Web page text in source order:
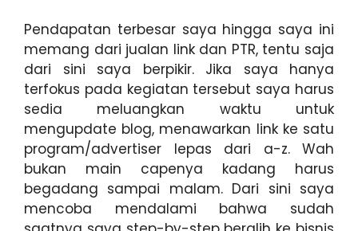
Pendapatan terbesar saya hingga saya ini
memang dari jualan link dan PTR, tentu saja
dari sini saya berpikir. Jika saya hanya
terfokus pada kegiatan tersebut saya harus
sedia meluangkan waktu untuk
mengupdate blog, menawarkan link ke satu
program/advertiser lepas dari a-z. Wah
bukan main capenya kadang harus
begadang sampai malam. Dari sini saya
mencoba mendalami bahwa sudah